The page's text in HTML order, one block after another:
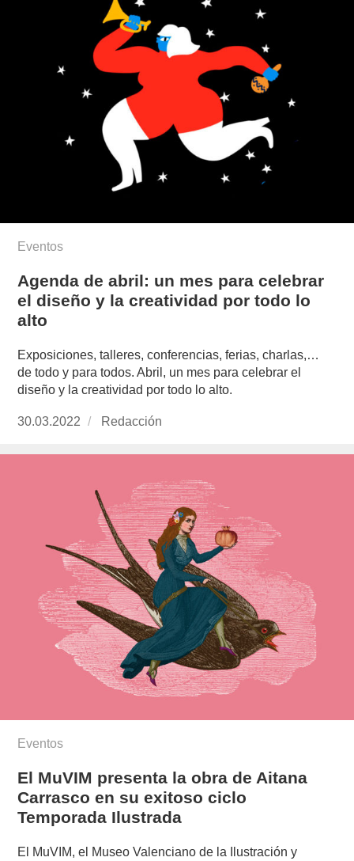
Eventos
Agenda de abril: un mes para celebrar
el diseño y la creatividad por todo lo
alto
Exposiciones, talleres, conferencias, ferias, charlas,…
de todo y para todos. Abril, un mes para celebrar el
diseño y la creatividad por todo lo alto.
Publicado
30.03.2022 https://www.experimenta.es/author/redaccion/
Redacción
Eventos
El MuVIM presenta la obra de Aitana
Carrasco en su exitoso ciclo
Temporada Ilustrada
El MuVIM, el Museo Valenciano de la Ilustración y